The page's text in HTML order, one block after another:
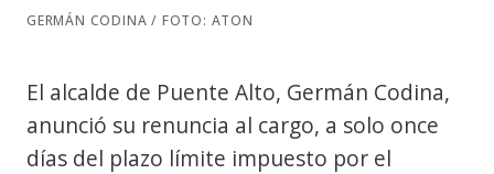
GERMÁN CODINA / FOTO: ATON
El alcalde de Puente Alto, Germán Codina,
anunció su renuncia al cargo, a solo once
días del plazo límite impuesto por el